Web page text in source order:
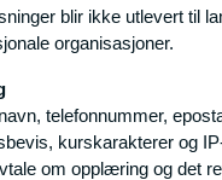
blir ikke utlevert til
organisasjoner.
telefonnummer,
kurskarakterer og
om opplæring og det